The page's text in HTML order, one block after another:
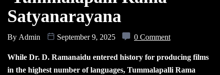
Satyanarayana
By Admin September 9, 2025 0 Comment
While Dr. D. Ramanaidu entered history for producing films
in the highest number of languages, Tummalapalli Rama